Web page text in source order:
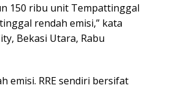
150 ribu unit Tempattinggal
rendah emisi,” kata
Bekasi Utara, Rabu
emisi. RRE sendiri bersifat